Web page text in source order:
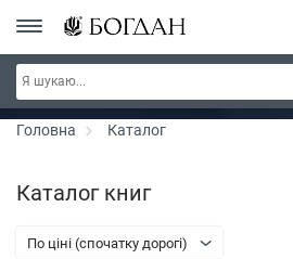
РОЗПРОДАЖ ~ 150 грн ~ 200 грн ~ 250 грн ~
300 грн ~ РОЗПРОДАЖ
Головна Каталог
Каталог книг
По ціні (спочатку дорогі)